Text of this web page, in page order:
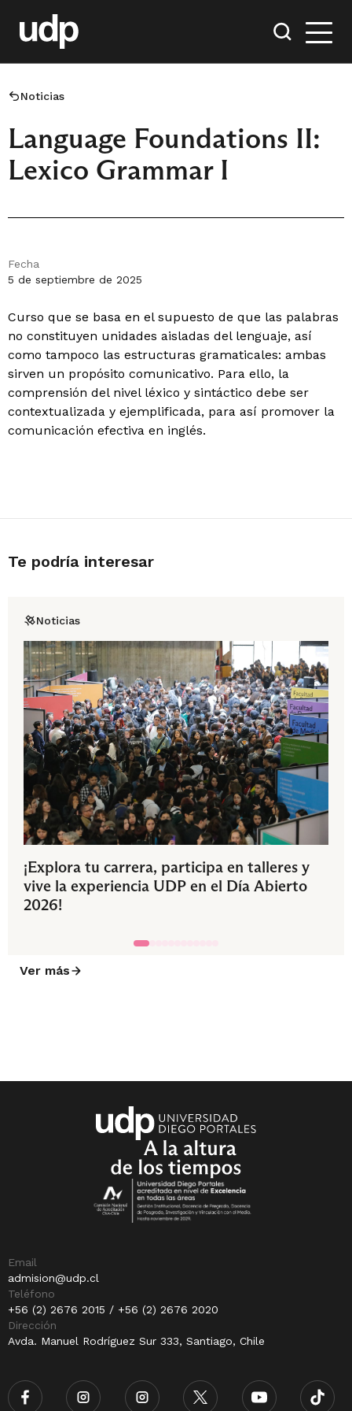
Noticias
Language Foundations II:
Lexico Grammar I
Fecha
5 de septiembre de 2025
Curso que se basa en el supuesto de que las palabras
no constituyen unidades aisladas del lenguaje, así
como tampoco las estructuras gramaticales: ambas
sirven un propósito comunicativo. Para ello, la
comprensión del nivel léxico y sintáctico debe ser
contextualizada y ejemplificada, para así promover la
comunicación efectiva en inglés.
Te podría interesar
Noticias
¡Explora tu carrera, participa en talleres y
vive la experiencia UDP en el Día Abierto
2026!
Ver más
Email
admision@udp.cl
Teléfono
+56 (2) 2676 2015 / +56 (2) 2676 2020
Dirección
Avda. Manuel Rodríguez Sur 333, Santiago, Chile